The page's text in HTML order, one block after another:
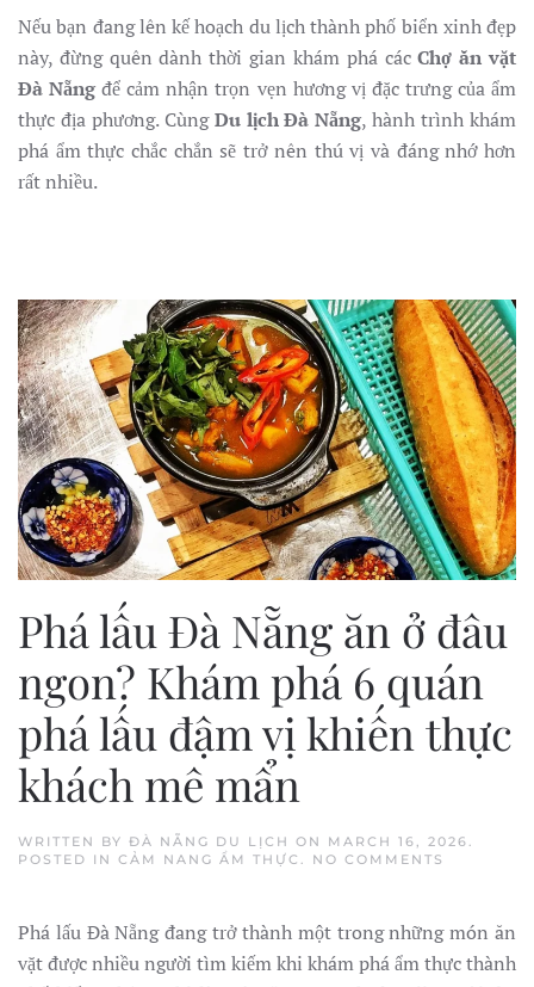
Nếu bạn đang lên kế hoạch du lịch thành phố biển xinh đẹp
này, đừng quên dành thời gian khám phá cácChợ ăn vặt
Đà Nẵng để cảm nhận trọn vẹn hương vị đặc trưng của ẩm
thực địa phương. CùngDu lịch Đà Nẵng, hành trình khám
phá ẩm thực chắc chắn sẽ trở nên thú vị và đáng nhớ hơn
rất nhiều.
Phá lấu Đà Nẵng ăn ở đâu
ngon? Khám phá 6 quán
phá lấu đậm vị khiến thực
khách mê mẩn
WRITTEN BY ĐÀ NẴNG DU LỊCH ON MARCH 16, 2026.
POSTED IN CẢM NANG ẨM THỰC . NO COMMENTS
NẴNG
Ở
Phá lấu Đà Nẵng đang trở thành một trong những món ăn
vặt được nhiều người tìm kiếm khi khám phá ẩm thực thành